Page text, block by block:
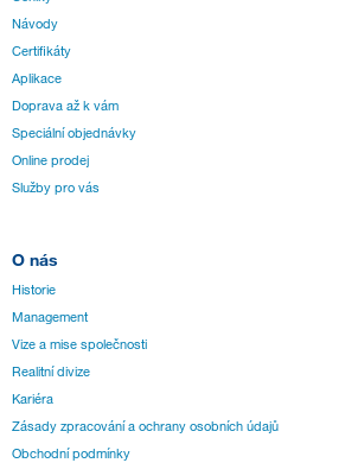
Návody
Certifikáty
Aplikace
Doprava až k vám
Speciální objednávky
Online prodej
Služby pro vás
O nás
Historie
Management
Vize a mise společnosti
Realitní divize
Kariéra
Zásady zpracování a ochrany osobních údajů
Obchodní podmínky